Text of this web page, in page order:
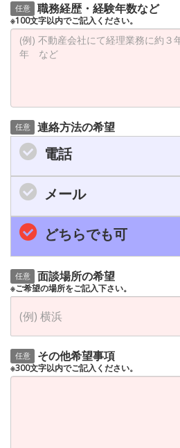
任意 職務経歴・経験年数など
※100文字以内でご記入ください。
任意 連絡方法の希望
電話
メール
どちらでも可
任意 面談場所の希望
※ご希望の場所をご記入下さい。
任意 その他希望事項
※300文字以内でご記入ください。